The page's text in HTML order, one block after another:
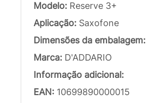
Modelo: Reserve 3+
Aplicação: Saxofone
Dimensões da embalagem:
Marca: D'ADDARIO
Informação adicional:
EAN: 10699890000015